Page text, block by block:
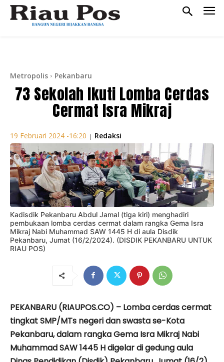
Metropolis Pekanbaru
73 Sekolah Ikuti Lomba Cerdas
Cermat Isra Mikraj
19 Februari 2024 -16:20 | Redaksi
Kadisdik Pekanbaru Abdul Jamal (tiga kiri) menghadiri
pembukaan lomba cerdas cermat dalam rangka Gema Isra
Mikraj Nabi Muhammad SAW 1445 H di aula Disdik
Pekanbaru, Jumat (16/2/2024). (DISDIK PEKANBARU UNTUK
RIAU POS)
PEKANBARU (RIAUPOS.CO) – Lomba cerdas cermat
tingkat SMP/MTs negeri dan swasta se-Kota
Pekanbaru, dalam rangka Gema Isra Mikraj Nabi
Muhammad SAW 1445 H digelar di gedung aula